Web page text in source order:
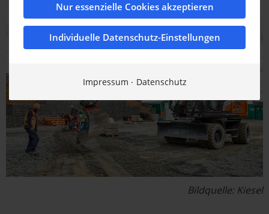
Bildquelle: Kiesel
Nur essenzielle Cookies akzeptieren
Individuelle Datenschutz-Einstellungen
Impressum Datenschutz